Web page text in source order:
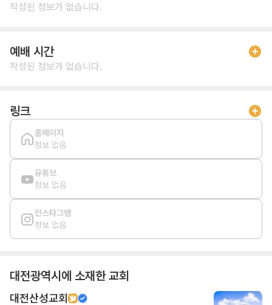
작성된 정보가 없습니다.
예배 시간
작성된 정보가 없습니다.
링크
홈페이지
정보 없음
유튜브
정보 없음
인스타그램
정보 없음
대전광역시 에 소재한 교회
대전산성교회